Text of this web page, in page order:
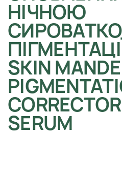
НІЧНОЮ
SKIN
SERUM